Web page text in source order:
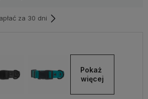
za 30 dni
Pokaż
więcej